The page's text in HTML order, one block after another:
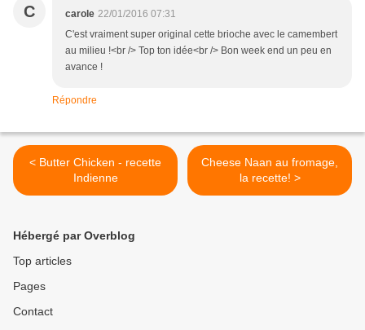
C carole 22/01/2016 07:31
C'est vraiment super original cette brioche avec le camembert
au milieu !<br /> Top ton idée<br /> Bon week end un peu en
avance !
Répondre
< Butter Chicken - recette
Indienne
Cheese Naan au fromage,
la recette! >
Hébergé par Overblog
Top articles
Pages
Contact